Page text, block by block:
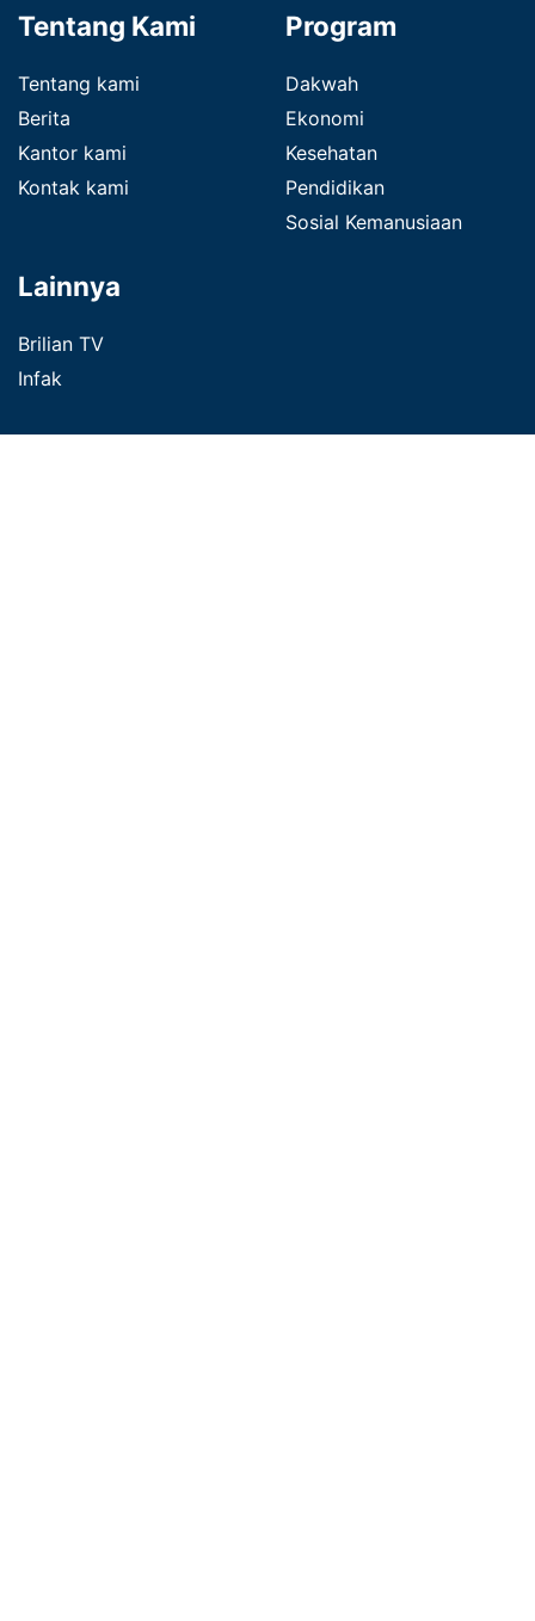
Tentang Kami
Tentang kami
Berita
Kantor kami
Kontak kami
Program
Dakwah
Ekonomi
Kesehatan
Pendidikan
Sosial Kemanusiaan
Lainnya
Brilian TV
Infak